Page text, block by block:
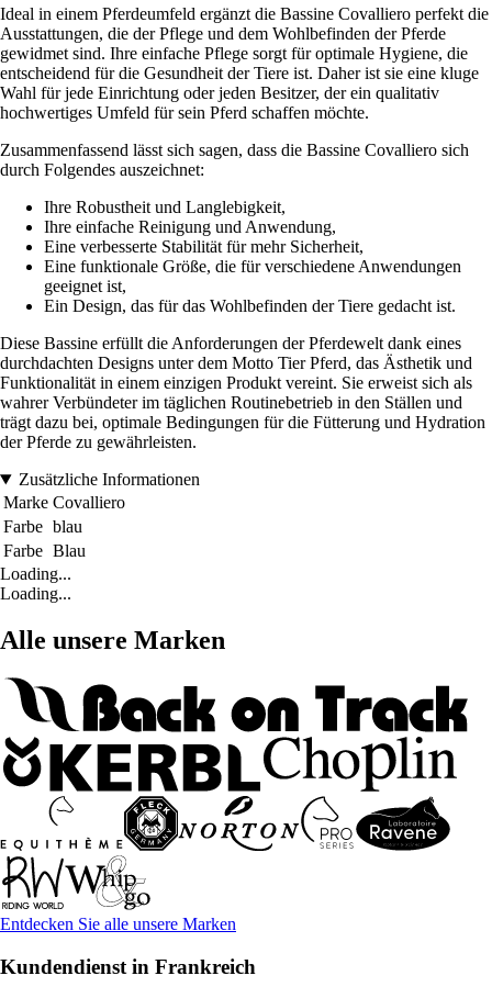
Ideal in einem Pferdeumfeld ergänzt die Bassine Covalliero perfekt die
Ausstattungen, die der Pflege und dem Wohlbefinden der Pferde
gewidmet sind. Ihre einfache Pflege sorgt für optimale Hygiene, die
entscheidend für die Gesundheit der Tiere ist. Daher ist sie eine kluge
Wahl für jede Einrichtung oder jeden Besitzer, der ein qualitativ
hochwertiges Umfeld für sein Pferd schaffen möchte.
Zusammenfassend lässt sich sagen, dass die Bassine Covalliero sich
durch Folgendes auszeichnet:
Ihre Robustheit und Langlebigkeit,
Ihre einfache Reinigung und Anwendung,
Eine verbesserte Stabilität für mehr Sicherheit,
Eine funktionale Größe, die für verschiedene Anwendungen
geeignet ist,
Ein Design, das für das Wohlbefinden der Tiere gedacht ist.
Diese Bassine erfüllt die Anforderungen der Pferdewelt dank eines
durchdachten Designs unter dem Motto Tier Pferd, das Ästhetik und
Funktionalität in einem einzigen Produkt vereint. Sie erweist sich als
wahrer Verbündeter im täglichen Routinebetrieb in den Ställen und
trägt dazu bei, optimale Bedingungen für die Fütterung und Hydration
der Pferde zu gewährleisten.
Zusätzliche Informationen
Marke Covalliero
Farbe blau
Farbe Blau
Loading...
Loading...
Alle unsere Marken
Entdecken Sie alle unsere Marken
Kundendienst in Frankreich